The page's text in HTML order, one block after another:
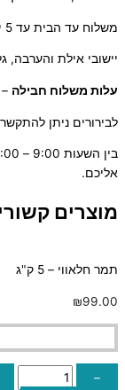
משלוח עד הבית עד 5 ימי עסקים, (לא כולל יום ההזמנה, שישי, שבת וחג).
יישובי אילת והערבה, גליל,
עלות משלוח חבילה – 35 ₪.
לבירורים ניתן להתקשר לטלפון
אליכם.
מוצרים
תמר חלאווי – 5 ק"ג
₪99.00
–